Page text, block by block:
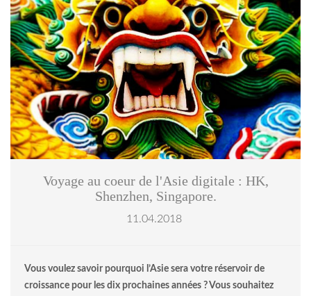
Voyage au coeur de l'Asie digitale : HK,
Shenzhen, Singapore.
11.04.2018
Vous voulez savoir pourquoi l’Asie sera votre réservoir de
croissance pour les dix prochaines années ? Vous souhaitez